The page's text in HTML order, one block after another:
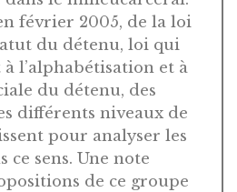
février 2005, de la loi
du détenu, loi qui
l’alphabétisation et à
du détenu, des
différents niveaux de
pour analyser les
ce sens. Une note
de ce groupe